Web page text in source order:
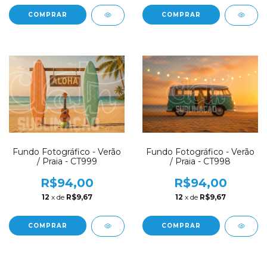
COMPRAR COMPRAR
Fundo Fotográfico - Verão
/ Praia - CT999
R$94,00
12 x de R$9,67
COMPRAR
Fundo Fotográfico - Verão
/ Praia - CT998
R$94,00
12 x de R$9,67
COMPRAR